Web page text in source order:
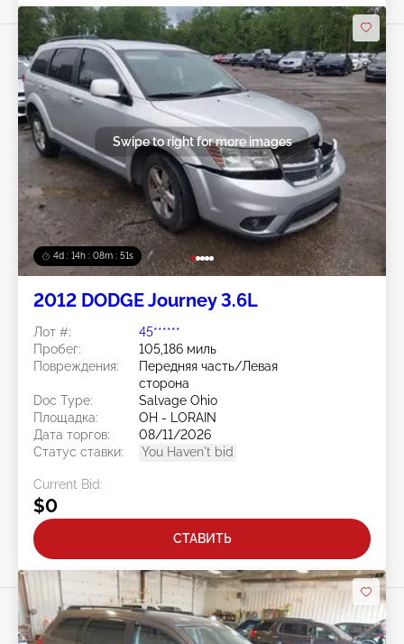
4d : 14h : 08m : 48s
Swipe to right for more images
2012 DODGE Journey 3.6L
Лот #:
45******
Пробег:
105,186 миль
Повреждения:
Передняя часть/Левая
сторона
Doc Type:
Salvage Ohio
Площадка:
OH - LORAIN
Дата торгов:
08/11/2026
Статус ставки:
You Haven't bid
Current Bid:
$0
СТАВИТЬ